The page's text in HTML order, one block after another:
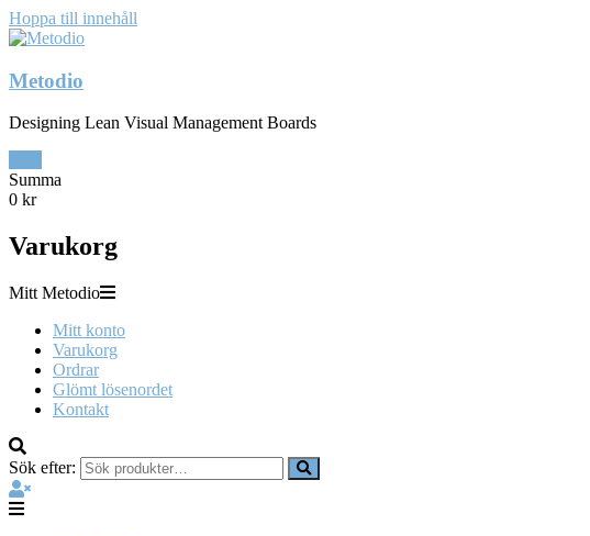
Hoppa till innehåll
Metodio
Designing Lean Visual Management Boards
Summa
0 kr
Varukorg
Mitt Metodio
Mitt konto
Varukorg
Ordrar
Glömt lösenordet
Kontakt
Sök efter: